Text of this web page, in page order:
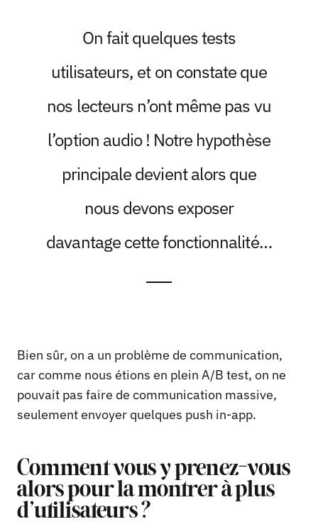
On fait quelques tests
utilisateurs, et on constate que
nos lecteurs n’ont même pas vu
l’option audio ! Notre hypothèse
principale devient alors que
nous devons exposer
davantage cette fonctionnalité…
Bien sûr, on a un problème de communication,
car comme nous étions en plein A/B test, on ne
pouvait pas faire de communication massive,
seulement envoyer quelques push in-app.
Comment vous y prenez-vous
alors pour la montrer à plus
d’utilisateurs ?